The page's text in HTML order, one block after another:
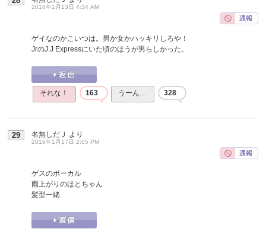
2016年1月13日 4:34 AM
ゲイなのかこいつは。男か女かハッキリしろや！
JrのJ.J Expressにいた頃のほうが男らしかった。
それな！ 163 うーん… 328
29 名無しだＪ より
2016年1月17日 2:05 PM
ゲスのボーカル
雨上がりのほとちゃん
髪型一緒